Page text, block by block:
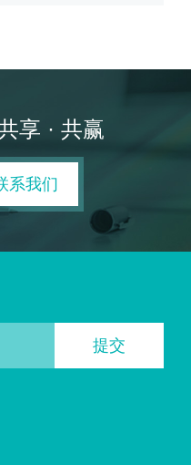
享 · 共赢
系我们
提交